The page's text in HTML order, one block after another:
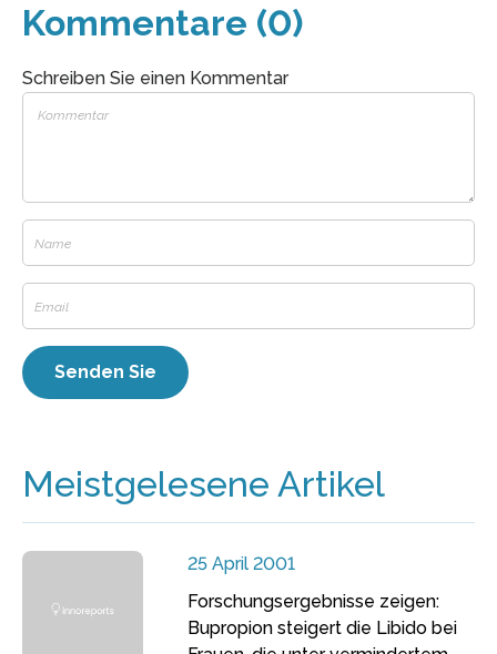
Kommentare (0)
Schreiben Sie einen Kommentar
Meistgelesene Artikel
25 April 2001
Forschungsergebnisse zeigen:
Bupropion steigert die Libido bei